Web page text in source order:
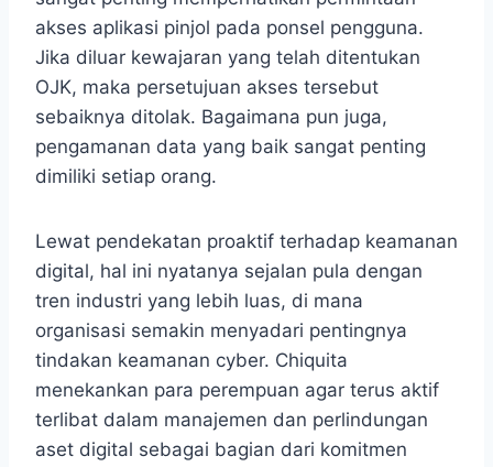
akses aplikasi pinjol pada ponsel pengguna.
Jika diluar kewajaran yang telah ditentukan
OJK, maka persetujuan akses tersebut
sebaiknya ditolak. Bagaimana pun juga,
pengamanan data yang baik sangat penting
dimiliki setiap orang.
Lewat pendekatan proaktif terhadap keamanan
digital, hal ini nyatanya sejalan pula dengan
tren industri yang lebih luas, di mana
organisasi semakin menyadari pentingnya
tindakan keamanan cyber. Chiquita
menekankan para perempuan agar terus aktif
terlibat dalam manajemen dan perlindungan
aset digital sebagai bagian dari komitmen